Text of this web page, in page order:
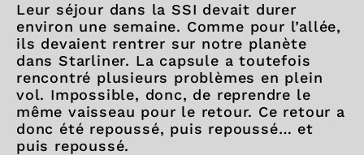
Leur séjour dans la SSI devait durer
environ une semaine. Comme pour l’allée,
ils devaient rentrer sur notre planète
dans Starliner. La capsule a toutefois
rencontré plusieurs problèmes en plein
vol. Impossible, donc, de reprendre le
même vaisseau pour le retour. Ce retour a
donc été repoussé, puis repoussé… et
puis repoussé.